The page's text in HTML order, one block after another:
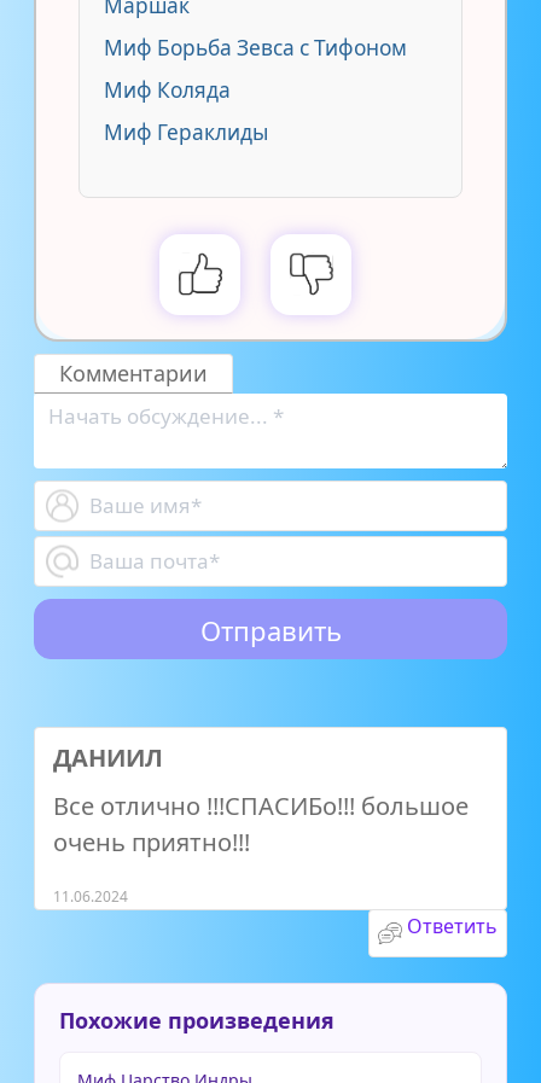
Миф Борьба Зевса с Тифоном
Миф Коляда
Миф Гераклиды
Комментарии
ДАНИИЛ
Все отлично !!!СПАСИБо!!! большое
очень приятно!!!
11.06.2024
Ответить
Похожие произведения